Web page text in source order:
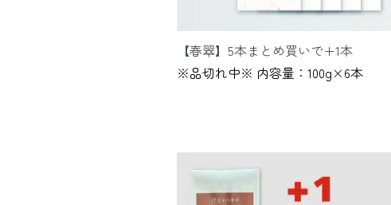
【春翠】5本まとめ買いで+1本
※品切れ中※ 内容量：100g×6本